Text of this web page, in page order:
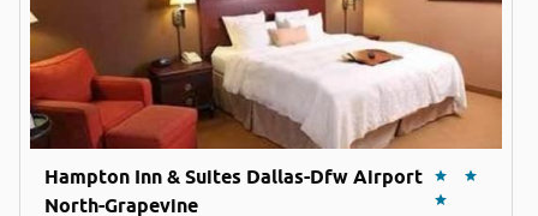
Hampton Inn & Suites Dallas-Dfw Airport
North-Grapevine